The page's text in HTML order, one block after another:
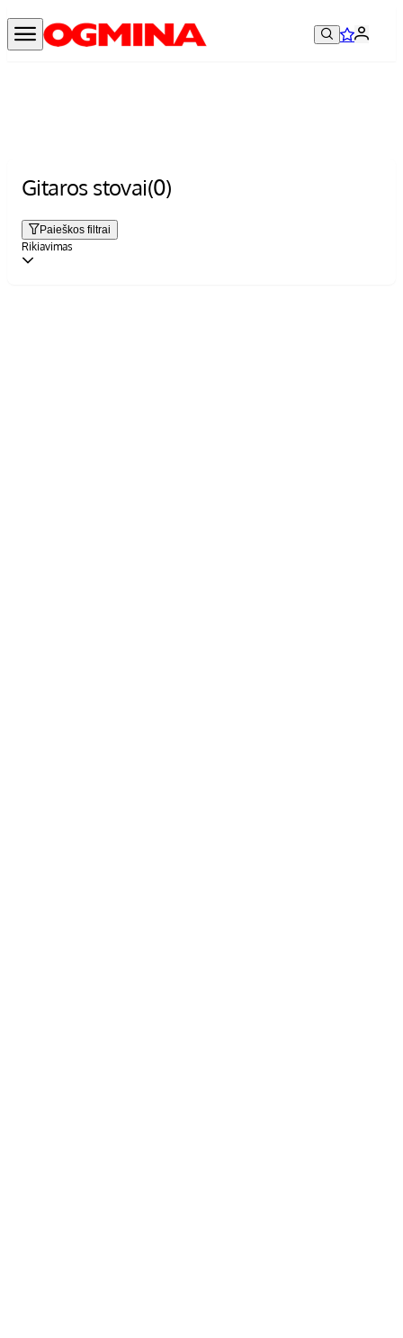
Gitaros stovai(0)
Paieškos filtrai
Rikiavimas